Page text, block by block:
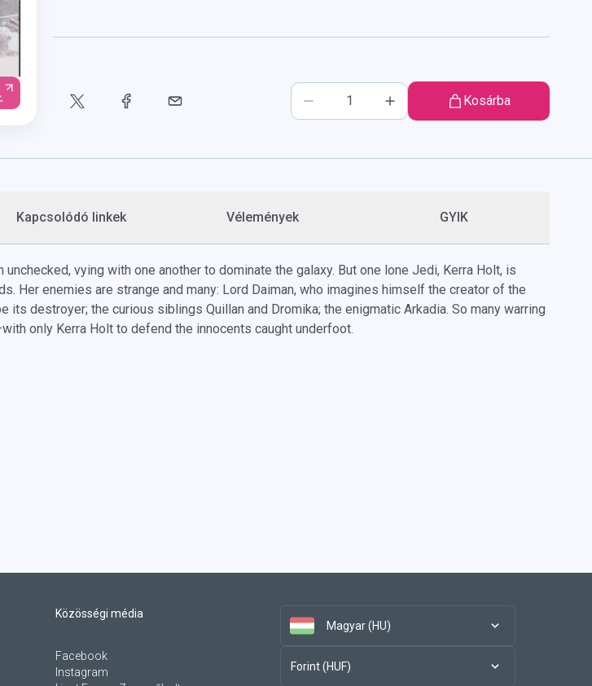
Kosárba
Kapcsolódó linkek Vélemények GYIK
vying with one another to dominate the galaxy. But one lone Jedi, Kerra Holt, is
Her enemies are strange and many: Lord Daiman, who imagines himself the creator of the
its destroyer; the curious siblings Quillan and Dromika; the enigmatic Arkadia. So many warring
only Kerra Holt to defend the innocents caught underfoot.
Közösségi média
Facebook
Instagram
Magyar (HU)
Forint (HUF)